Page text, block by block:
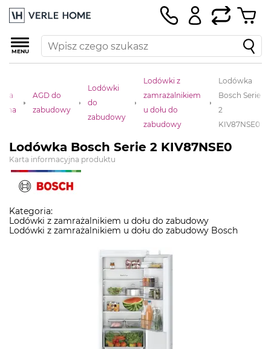
MENU
AGD do
zabudowy
Lodówki
do
zabudowy
Lodówki z
zamrażalnikiem
u dołu do
zabudowy
Lodówka
Bosch Serie
2
KIV87NSE0
Lodówka Bosch Serie 2 KIV87NSE0
Karta informacyjna produktu
Kategoria:
Lodówki z zamrażalnikiem u dołu do zabudowy
Lodówki z zamrażalnikiem u dołu do zabudowy Bosch